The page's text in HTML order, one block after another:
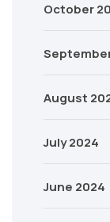
October
August
July 2024
June 2024